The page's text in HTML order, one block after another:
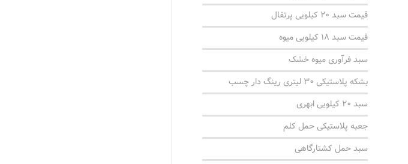
قیمت سبد ۲۰ کیلویی پرتقال
قیمت سبد 18 کیلویی میوه
سبد فرآوری میوه خشک
بشکه پلاستیکی 30 لیتری رینگ دار چسب
سبد 20 کیلویی ابهری
جعبه پلاستیکی حمل کلم
سبد حمل کشتارگاهی